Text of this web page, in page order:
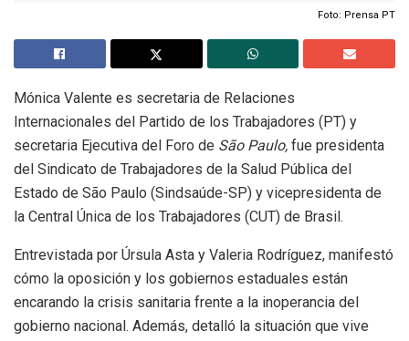
Foto: Prensa PT
Mónica Valente es secretaria de Relaciones
Internacionales del Partido de los Trabajadores (PT) y
secretaria Ejecutiva del Foro de São Paulo, fue presidenta
del Sindicato de Trabajadores de la Salud Pública del
Estado de São Paulo (Sindsaúde-SP) y vicepresidenta de
la Central Única de los Trabajadores (CUT) de Brasil.
Entrevistada por Úrsula Asta y Valeria Rodríguez, manifestó
cómo la oposición y los gobiernos estaduales están
encarando la crisis sanitaria frente a la inoperancia del
gobierno nacional. Además, detalló la situación que vive